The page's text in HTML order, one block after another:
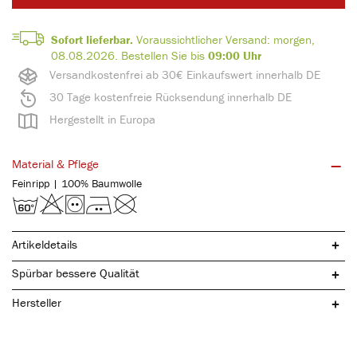
Versandkostenfrei ab 30€ Einkaufswert innerhalb DE
30 Tage kostenfreie Rücksendung innerhalb DE
Hergestellt in Europa
Sofort lieferbar. Voraussichtlicher Versand: morgen,
08.08.2026. Bestellen Sie bis 09:00 Uhr
Material & Pflege
Feinripp | 100% Baumwolle
Artikeldetails
Spürbar bessere Qualität
Hersteller